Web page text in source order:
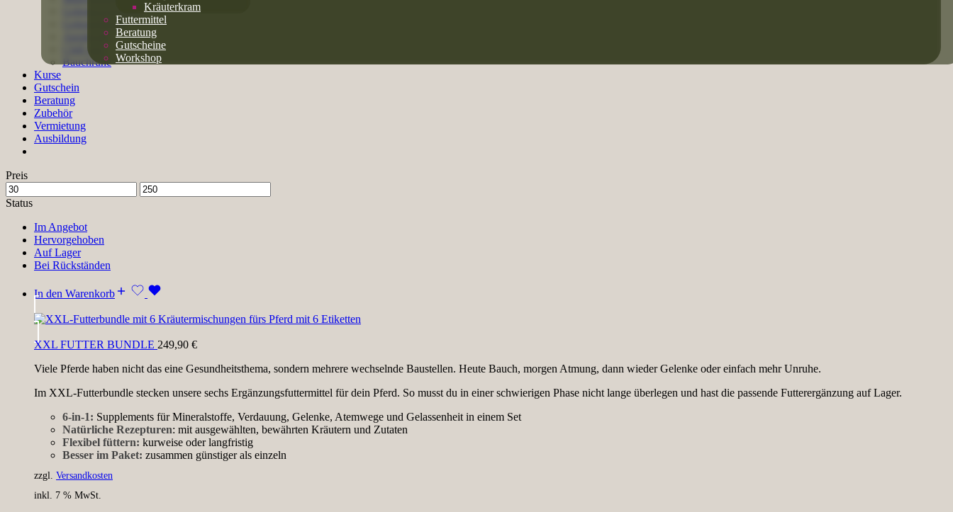
Kräuterkram
Futtermittel
Beratung
Gutscheine
Workshop
Gelenkeschmiere
Gelenkflutsch
Atemkraft
Chill mal
Bauchruhe
Kurse
Gutschein
Beratung
Zubehör
Vermietung
Ausbildung
Preis
Status
Im Angebot
Hervorgehoben
Auf Lager
Bei Rückständen
In den Warenkorb
XXL FUTTER BUNDLE 249,90 €
Viele Pferde haben nicht das eine Gesundheitsthema, sondern mehrere wechselnde Baustellen. Heute Bauch, morgen Atmung, dann wieder Gelenke oder einfach mehr Unruhe.
Im XXL-Futterbundle stecken unsere sechs Ergänzungsfuttermittel für dein Pferd. So musst du in einer schwierigen Phase nicht lange überlegen und hast die passende Futterergänzung auf Lager.
6-in-1: Supplements für Mineralstoffe, Verdauung, Gelenke, Atemwege und Gelassenheit in einem Set
Natürliche Rezepturen: mit ausgewählten, bewährten Kräutern und Zutaten
Flexibel füttern: kurweise oder langfristig
Besser im Paket: zusammen günstiger als einzeln
zzgl. Versandkosten
inkl. 7 % MwSt.